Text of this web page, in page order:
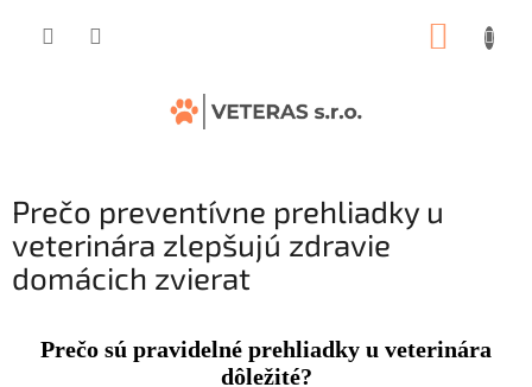
Prečo preventívne prehliadky u
veterinára zlepšujú zdravie
domácich zvierat
Prečo sú pravidelné prehliadky u veterinára
dôležité?